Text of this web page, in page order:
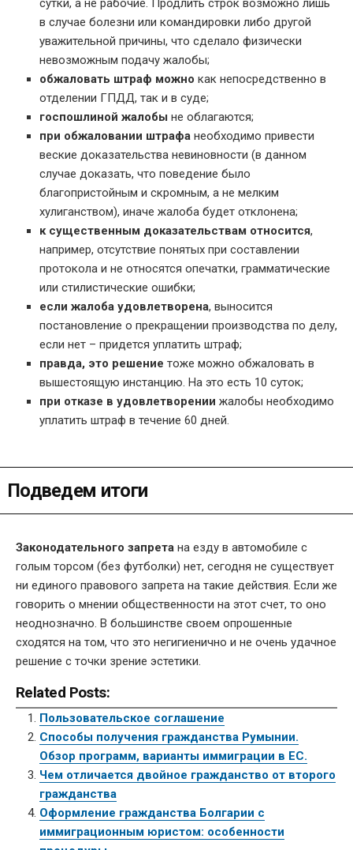
сутки, а не рабочие. Продлить строк возможно лишь
в случае болезни или командировки либо другой
уважительной причины, что сделало физически
невозможным подачу жалобы;
обжаловать штраф можно как непосредственно в
отделении ГПДД, так и в суде;
госпошлиной жалобы не облагаются;
при обжаловании штрафа необходимо привести
веские доказательства невиновности (в данном
случае доказать, что поведение было
благопристойным и скромным, а не мелким
хулиганством), иначе жалоба будет отклонена;
к существенным доказательствам относится,
например, отсутствие понятых при составлении
протокола и не относятся опечатки, грамматические
или стилистические ошибки;
если жалоба удовлетворена, выносится
постановление о прекращении производства по делу,
если нет – придется уплатить штраф;
правда, это решение тоже можно обжаловать в
вышестоящую инстанцию. На это есть 10 суток;
при отказе в удовлетворении жалобы необходимо
уплатить штраф в течение 60 дней.
Подведем итоги
Законодательного запрета на езду в автомобиле с
голым торсом (без футболки) нет, сегодня не существует
ни единого правового запрета на такие действия. Если же
говорить о мнении общественности на этот счет, то оно
неоднозначно. В большинстве своем опрошенные
сходятся на том, что это негигиенично и не очень удачное
решение с точки зрение эстетики.
Related Posts:
Пользовательское соглашение
Способы получения гражданства Румынии.
Обзор программ, варианты иммиграции в ЕС.
Чем отличается двойное гражданство от второго
гражданства
Оформление гражданства Болгарии с
иммиграционным юристом: особенности